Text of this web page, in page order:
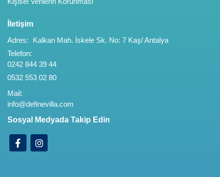
İletişim
Adres:
Kalkan Mah. İskele Sk. No: 7 Kaş/ Antalya
Telefon:
0242 844 39 44
0532 553 02 80
Mail:
info@definevilla.com
Sosyal Medyada Takip Edin